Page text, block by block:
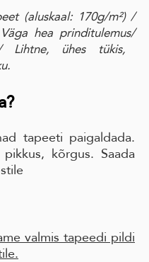
(aluskaal: 170g/m²)/
hea prinditulemus/
Lihtne, ühes tükis,
tapeeti paigaldada.
kõrgus. Saada
valmis tapeedi pildi